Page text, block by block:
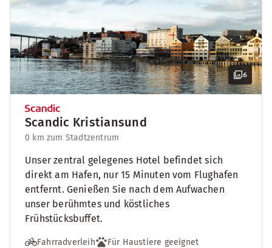
6
Scandic Kristiansund
0 km zum Stadtzentrum
Unser zentral gelegenes Hotel befindet sich
direkt am Hafen, nur 15 Minuten vom Flughafen
entfernt. Genießen Sie nach dem Aufwachen
unser berühmtes und köstliches
Frühstücksbuffet.
Fahrradverleih
Für Haustiere geeignet